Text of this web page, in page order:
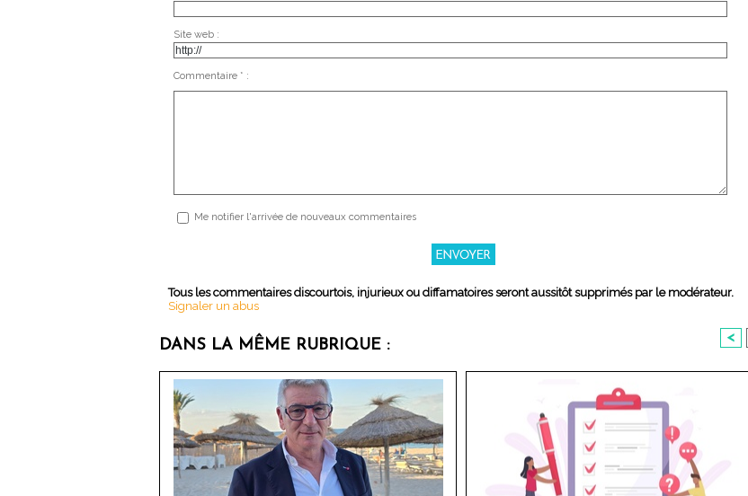
Site web :
Commentaire * :
Me notifier l'arrivée de nouveaux commentaires
Tous les commentaires discourtois, injurieux ou diffamatoires seront aussitôt supprimés par le modérateur.
Signaler un abus
DANS LA MÊME RUBRIQUE : <